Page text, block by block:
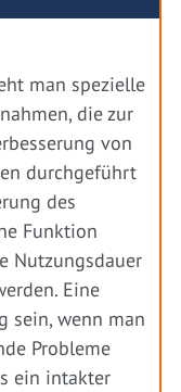
man spezielle
die zur
von
durchgeführt
des
Funktion
Nutzungsdauer
Eine
sein, wenn man
Probleme
ein intakter